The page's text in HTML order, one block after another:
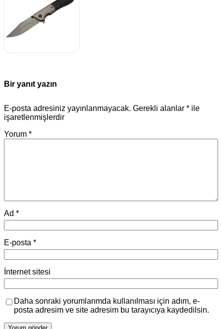
Bir yanıt yazın
E-posta adresiniz yayınlanmayacak. Gerekli alanlar * ile
işaretlenmişlerdir
Yorum *
Ad *
E-posta *
İnternet sitesi
Daha sonraki yorumlarımda kullanılması için adım, e-
posta adresim ve site adresim bu tarayıcıya kaydedilsin.